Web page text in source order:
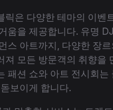
릭은 다양한 테마의 이벤
움을 제공합니다. 유명
스 아트까지, 다양한 장
져 모든 방문객의 취향을
패션 쇼와 아트 전시회는
보이게 합니다.